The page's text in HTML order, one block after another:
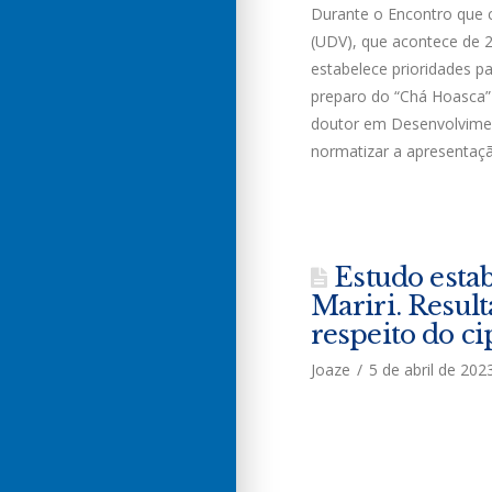
Durante o Encontro que
(UDV), que acontece de
estabelece prioridades
preparo do “Chá
doutor em
normatizar a
Estudo
Mariri.
respeito do
Joaze 5 de abril de